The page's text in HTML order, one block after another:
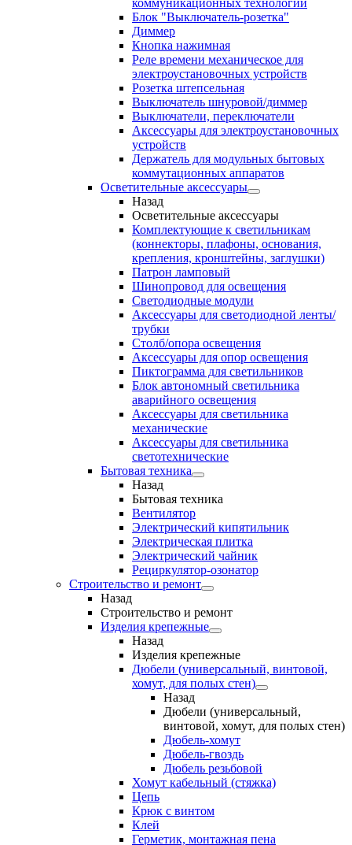
коммуникационных технологий
Блок "Выключатель-розетка"
Диммер
Кнопка нажимная
Реле времени механическое для
электроустановочных устройств
Розетка штепсельная
Выключатель шнуровой/диммер
Выключатели, переключатели
Аксессуары для электроустановочных
устройств
Держатель для модульных бытовых
коммутационных аппаратов
Осветительные аксессуары
Назад
Осветительные аксессуары
Комплектующие к светильникам
(коннекторы, плафоны, основания,
крепления, кронштейны, заглушки)
Патрон ламповый
Шинопровод для освещения
Светодиодные модули
Аксессуары для светодиодной ленты/
трубки
Столб/опора освещения
Аксессуары для опор освещения
Пиктограмма для светильников
Блок автономный светильника
аварийного освещения
Аксессуары для светильника
механические
Аксессуары для светильника
светотехнические
Бытовая техника
Назад
Бытовая техника
Вентилятор
Электрический кипятильник
Электрическая плитка
Электрический чайник
Рециркулятор-озонатор
Строительство и ремонт
Назад
Строительство и ремонт
Изделия крепежные
Назад
Изделия крепежные
Дюбели (универсальный, винтовой,
хомут, для полых стен)
Назад
Дюбели (универсальный,
винтовой, хомут, для полых стен)
Дюбель-хомут
Дюбель-гвоздь
Дюбель резьбовой
Хомут кабельный (стяжка)
Цепь
Крюк с винтом
Клей
Герметик, монтажная пена